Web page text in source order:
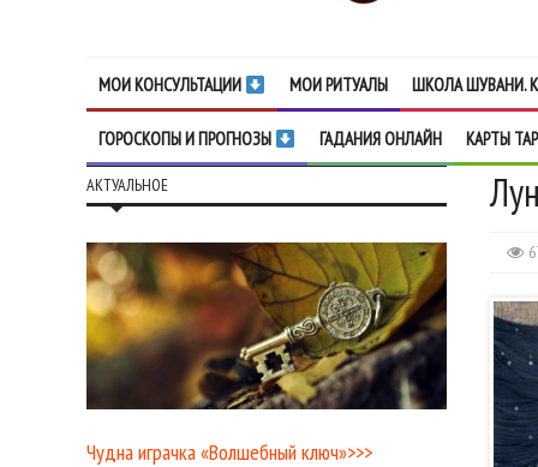
МОИ КОНСУЛЬТАЦИИ МОИ РИТУАЛЫ ШКОЛА ШУВАНИ.
ГОРОСКОПЫ И ПРОГНОЗЫ ГАДАНИЯ ОНЛАЙН КАРТЫ
АКТУАЛЬНОЕ
Чудна играчка «Волшебный ключ»>>>